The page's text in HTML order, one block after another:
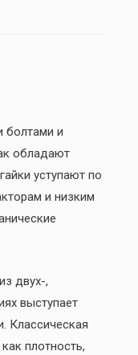
болтами и
обладают
уступают по
и низким
двух-,
выступает
Классическая
плотность,